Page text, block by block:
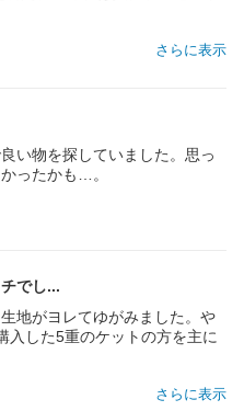
さらに表示
い物を探していました。思っ
ったかも…。
でし
地がヨレてゆがみました。や
入した5重のケットの方を主に
さらに表示